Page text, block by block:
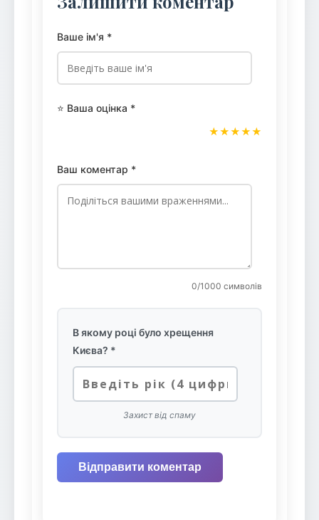
Ваше ім'я *
⭐ Ваша оцінка *
★
★
★
★
★
Ваш коментар *
0/1000 символів
В якому році було хрещення
Києва? *
Захист від спаму
Відправити коментар